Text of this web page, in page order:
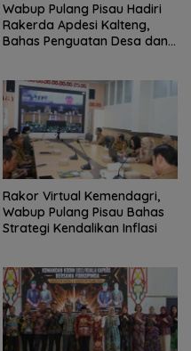
Wabup Pulang Pisau Hadiri
Rakerda Apdesi Kalteng,
Bahas Penguatan Desa dan
Rakor Virtual Kemendagri,
Wabup Pulang Pisau Bahas
Strategi Kendalikan Inflasi